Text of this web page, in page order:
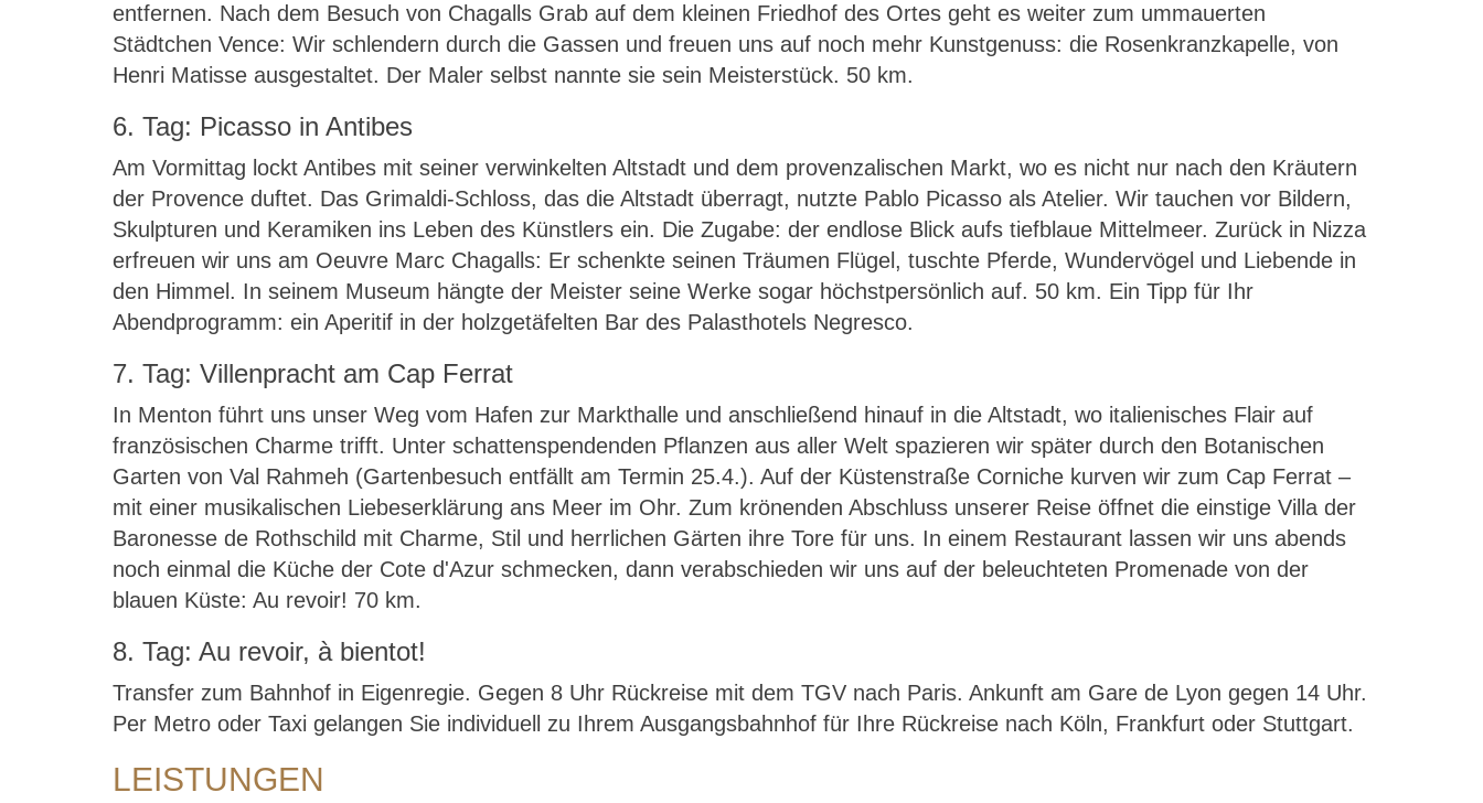
entfernen. Nach dem Besuch von Chagalls Grab auf dem kleinen Friedhof des Ortes geht es weiter zum ummauerten
Städtchen Vence: Wir schlendern durch die Gassen und freuen uns auf noch mehr Kunstgenuss: die Rosenkranzkapelle, von
Henri Matisse ausgestaltet. Der Maler selbst nannte sie sein Meisterstück. 50 km.
6. Tag: Picasso in Antibes
Am Vormittag lockt Antibes mit seiner verwinkelten Altstadt und dem provenzalischen Markt, wo es nicht nur nach den Kräutern
der Provence duftet. Das Grimaldi-Schloss, das die Altstadt überragt, nutzte Pablo Picasso als Atelier. Wir tauchen vor Bildern,
Skulpturen und Keramiken ins Leben des Künstlers ein. Die Zugabe: der endlose Blick aufs tiefblaue Mittelmeer. Zurück in Nizza
erfreuen wir uns am Oeuvre Marc Chagalls: Er schenkte seinen Träumen Flügel, tuschte Pferde, Wundervögel und Liebende in
den Himmel. In seinem Museum hängte der Meister seine Werke sogar höchstpersönlich auf. 50 km. Ein Tipp für Ihr
Abendprogramm: ein Aperitif in der holzgetäfelten Bar des Palasthotels Negresco.
7. Tag: Villenpracht am Cap Ferrat
In Menton führt uns unser Weg vom Hafen zur Markthalle und anschließend hinauf in die Altstadt, wo italienisches Flair auf
französischen Charme trifft. Unter schattenspendenden Pflanzen aus aller Welt spazieren wir später durch den Botanischen
Garten von Val Rahmeh (Gartenbesuch entfällt am Termin 25.4.). Auf der Küstenstraße Corniche kurven wir zum Cap Ferrat –
mit einer musikalischen Liebeserklärung ans Meer im Ohr. Zum krönenden Abschluss unserer Reise öffnet die einstige Villa der
Baronesse de Rothschild mit Charme, Stil und herrlichen Gärten ihre Tore für uns. In einem Restaurant lassen wir uns abends
noch einmal die Küche der Cote d'Azur schmecken, dann verabschieden wir uns auf der beleuchteten Promenade von der
blauen Küste: Au revoir! 70 km.
8. Tag: Au revoir, à bientot!
Transfer zum Bahnhof in Eigenregie. Gegen 8 Uhr Rückreise mit dem TGV nach Paris. Ankunft am Gare de Lyon gegen 14 Uhr.
Per Metro oder Taxi gelangen Sie individuell zu Ihrem Ausgangsbahnhof für Ihre Rückreise nach Köln, Frankfurt oder Stuttgart.
LEISTUNGEN